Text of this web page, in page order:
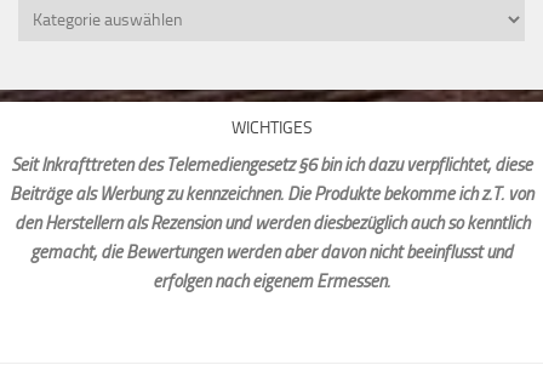
Kategorien
WICHTIGES
Seit Inkrafttreten des Telemediengesetz §6 bin ich dazu verpflichtet, diese
Beiträge als Werbung zu kennzeichnen. Die Produkte bekomme ich z.T. von
den Herstellern als Rezension und werden diesbezüglich auch so kenntlich
gemacht, die Bewertungen werden aber davon nicht beeinflusst und
erfolgen nach eigenem Ermessen.